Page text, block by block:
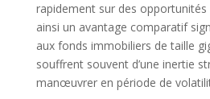
rapidement sur des
ainsi un avantage comparatif
aux fonds immobiliers de taille
souffrent souvent d’une inertie
manœuvrer en période de